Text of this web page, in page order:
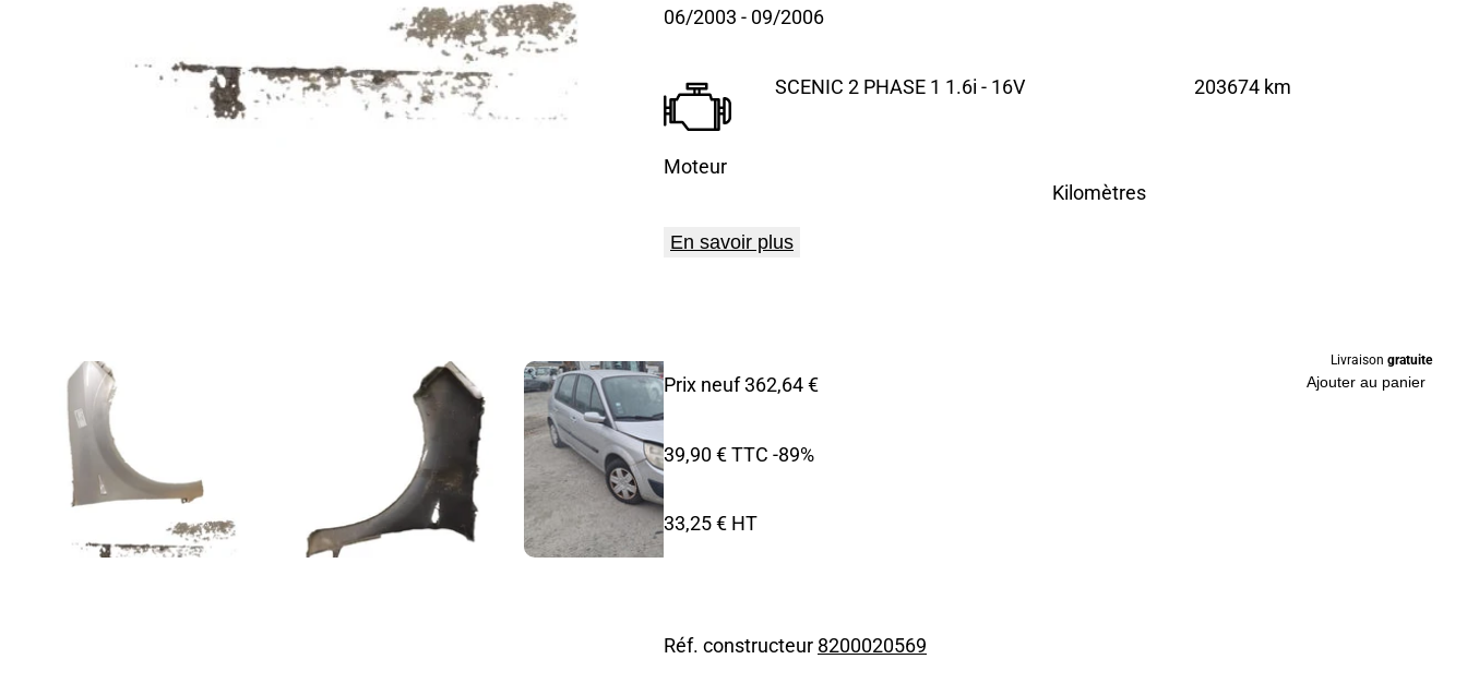
06/2003 - 09/2006
Moteur
SCENIC 2 PHASE 1 1.6i - 16V
Kilomètres
203674 km
En savoir plus
Prix neuf 362,64 €
39,90 € TTC -89%
33,25 € HT
Livraison gratuite
Ajouter au panier
Réf. constructeur 8200020569